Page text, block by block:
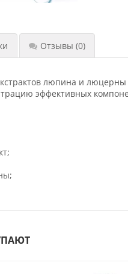
Отзывы (0)
люпина и люцерны
эффективных